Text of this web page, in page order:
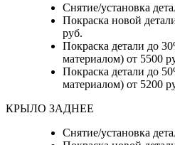
Снятие/установка
Покраска новой
руб.
Покраска детали до
материалом) от 5500
Покраска детали до
материалом) от 5200
КРЫЛО ЗАДНЕЕ
Снятие/установка